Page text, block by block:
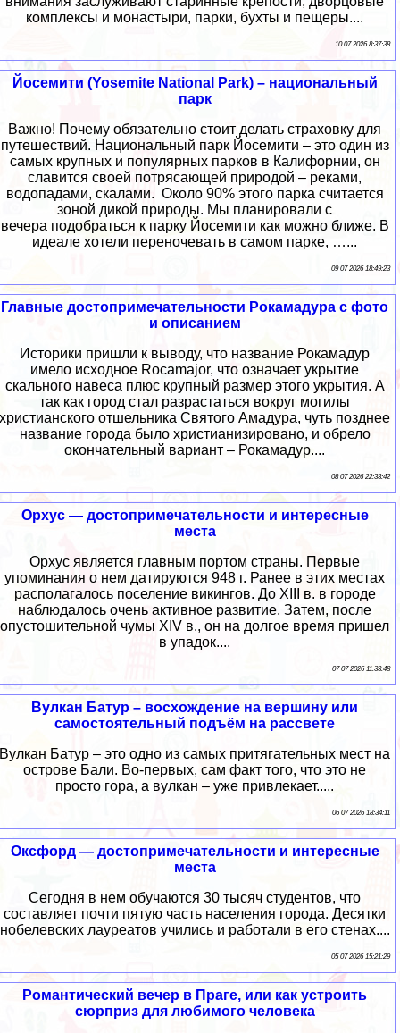
комплексы и монастыри, парки, бухты и пещеры....
10 07 2026 8:37:38
Йосемити (Yosemite National Park) – национальный
парк
Важно! Почему обязательно стоит делать страховку для
путешествий. Национальный парк Йосемити – это один из
самых крупных и популярных парков в Калифорнии, он
славится своей потрясающей природой – реками,
водопадами, скалами. Около 90% этого парка считается
зоной дикой природы. Мы планировали с
вечера подобраться к парку Йосемити как можно ближе. В
идеале хотели переночевать в самом парке, …...
09 07 2026 18:49:23
Главные достопримечательности Рокамадура с фото
и описанием
Историки пришли к выводу, что название Рокамадур
имело исходное Rocamajor, что означает укрытие
скального навеса плюс крупный размер этого укрытия. А
так как город стал разрастаться вокруг могилы
христианского отшельника Святого Амадура, чуть позднее
название города было христианизировано, и обрело
окончательный вариант – Рокамадур....
08 07 2026 22:33:42
Орхус — достопримечательности и интересные
места
Орхус является главным портом страны. Первые
упоминания о нем датируются 948 г. Ранее в этих местах
располагалось поселение викингов. До XIII в. в городе
наблюдалось очень активное развитие. Затем, после
опустошительной чумы XIV в., он на долгое время пришел
в упадок....
07 07 2026 11:33:48
Вулкан Батур – восхождение на вершину или
самостоятельный подъём на рассвете
Вулкан Батур – это одно из самых притягательных мест на
острове Бали. Во-первых, сам факт того, что это не
просто гора, а вулкан – уже привлекает.....
06 07 2026 18:34:11
Оксфорд — достопримечательности и интересные
места
Сегодня в нем обучаются 30 тысяч студентов, что
составляет почти пятую часть населения города. Десятки
нобелевских лауреатов учились и работали в его стенах....
05 07 2026 15:21:29
Романтический вечер в Праге, или как устроить
сюрприз для любимого человека